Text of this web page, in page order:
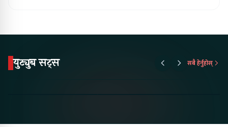
युट्युब सट्स सबै हेर्नुहोस्